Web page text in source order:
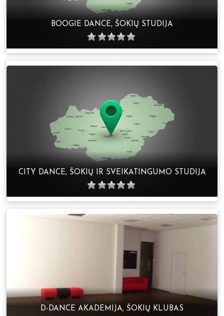
BOOGIE DANCE, ŠOKIŲ STUDIJA
CITY DANCE, ŠOKIŲ IR SVEIKATINGUMO STUDIJA
D-DANCE AKADEMIJA, ŠOKIŲ KLUBAS